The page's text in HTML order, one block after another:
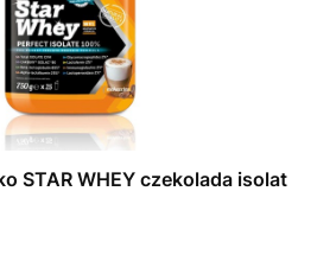
STAR WHEY czekolada isolat